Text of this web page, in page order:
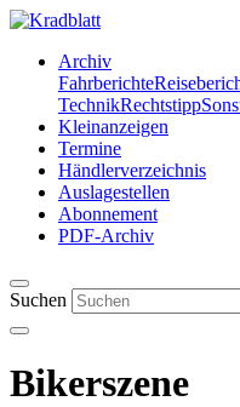
Archiv
Fahrberichte
TechnikRechtstipp
Kleinanzeigen
Termine
Händlerverzeichnis
Auslagestellen
Abonnement
PDF-Archiv
Suchen
Bikerszene